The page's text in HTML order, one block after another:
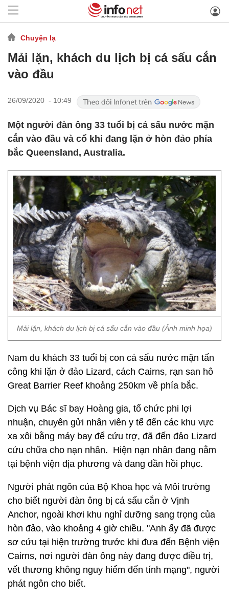
Chuyện lạ
Mải lặn, khách du lịch bị cá sấu cắn
vào đầu
26/09/2020 - 10:49
Một người đàn ông 33 tuổi bị cá sấu nước mặn
cắn vào đầu và cổ khi đang lặn ở hòn đảo phía
bắc Queensland, Australia.
Mải lặn, khách du lịch bị cá sấu cắn vào đầu (Ảnh minh họa)
Nam du khách 33 tuổi bị con cá sấu nước mặn tấn
công khi lặn ở đảo Lizard, cách Cairns, rạn san hô
Great Barrier Reef khoảng 250km về phía bắc.
Dịch vụ Bác sĩ bay Hoàng gia, tổ chức phi lợi
nhuận, chuyên gửi nhân viên y tế đến các khu vực
xa xôi bằng máy bay để cứu trợ, đã đến đảo Lizard
cứu chữa cho nạn nhân. Hiện nạn nhân đang nằm
tại bệnh viện địa phương và đang dần hồi phục.
Người phát ngôn của Bộ Khoa học và Môi trường
cho biết người đàn ông bị cá sấu cắn ở Vịnh
Anchor, ngoài khơi khu nghỉ dưỡng sang trọng của
hòn đảo, vào khoảng 4 giờ chiều. "Anh ấy đã được
sơ cứu tại hiện trường trước khi đưa đến Bệnh viện
Cairns, nơi người đàn ông này đang được điều trị,
vết thương không nguy hiểm đến tính mạng", người
phát ngôn cho biết.